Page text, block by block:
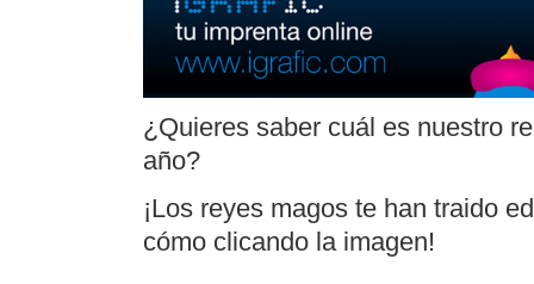
¿Quieres saber cuál es nuestro
año?
¡Los reyes magos te han traido
cómo clicando la imagen!